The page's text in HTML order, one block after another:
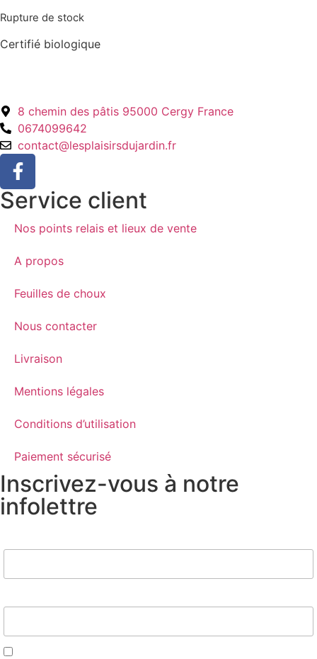
Rupture de stock
Certifié biologique
8 chemin des pâtis 95000 Cergy France
0674099642
contact@lesplaisirsdujardin.fr
Service client
Nos points relais et lieux de vente
A propos
Feuilles de choux
Nous contacter
Livraison
Mentions légales
Conditions d’utilisation
Paiement sécurisé
Inscrivez-vous à notre
infolettre